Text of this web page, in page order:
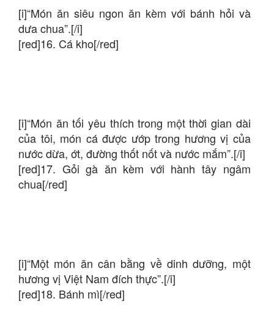
[i]“Món ăn siêu ngon ăn kèm với bánh hỏi và
dưa chua”.[/i]
[red]16. Cá kho[/red]
[i]“Món ăn tối yêu thích trong một thời gian dài
của tôi, món cá được ướp trong hương vị của
nước dừa, ớt, đường thốt nốt và nước mắm”.[/i]
[red]17. Gỏi gà ăn kèm với hành tây ngâm
chua[/red]
[i]“Một món ăn cân bằng về dinh dưỡng, một
hương vị Việt Nam đích thực”.[/i]
[red]18. Bánh mì[/red]